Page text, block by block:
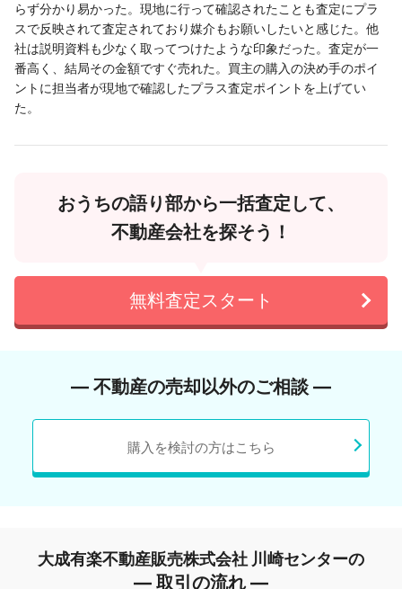
らず分かり易かった。現地に行って確認されたことも査定にプラ
スで反映されて査定されており媒介もお願いしたいと感じた。他
社は説明資料も少なく取ってつけたような印象だった。査定が一
番高く、結局その金額ですぐ売れた。買主の購入の決め手のポイ
ントに担当者が現地で確認したプラス査定ポイントを上げてい
た。
おうちの語り部から一括査定して、
不動産会社を探そう！
無料査定スタート
― 不動産の売却以外のご相談 ―
購入を検討の方はこちら
大成有楽不動産販売株式会社 川崎センターの
― 取引の流れ ―